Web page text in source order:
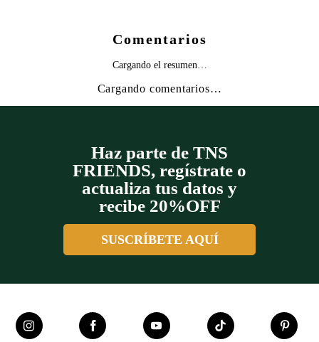
Comentarios
Cargando el resumen…
Cargando comentarios…
Haz parte de TNS
FRIENDS, regístrate o
actualiza tus datos y
recibe 20%OFF
SUSCRÍBETE AQUÍ